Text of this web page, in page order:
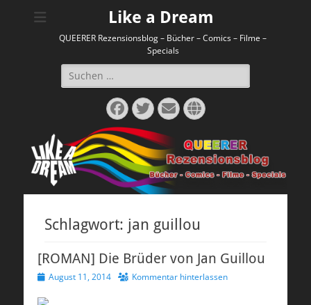
Like a Dream
QUEERER Rezensionsblog – Bücher – Comics – Filme –
Specials
Suchen
nach:
Facebook
Twitter
E-
Mail
Website
Schlagwort: jan guillou
[ROMAN] Die Brüder von Jan Guillou
Veröffentlicht
August 11, 2014 Kommentar hinterlassen